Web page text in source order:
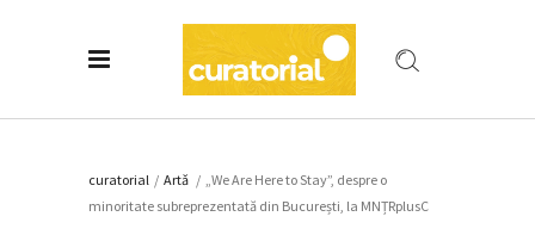
curatorial / Artǎ / „We Are Here to Stay”, despre o
minoritate subreprezentată din București, la MNȚRplusC